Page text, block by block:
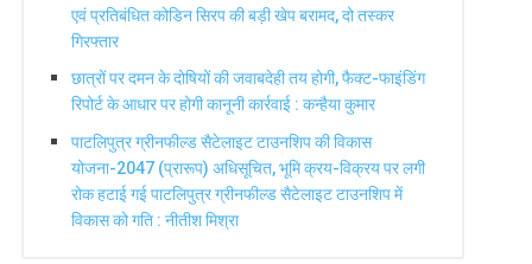
एवं प्रतिबंधित कोडिन सिरप की बड़ी खेप बरामद, दो तस्कर
गिरफ्तार
छात्रों पर दमन के दोषियों की जवाबदेही तय होगी, फैक्ट-फाइंडिंग
रिपोर्ट के आधार पर होगी कानूनी कार्रवाई : कन्हैया कुमार
पाटलिपुत्र ग्रीनफील्ड सैटेलाइट टाउनशिप की विकास
योजना-2047 (प्रारूप) अधिसूचित, भूमि क्रय-विक्रय पर लगी
रोक हटाई गई पाटलिपुत्र ग्रीनफील्ड सैटेलाइट टाउनशिप में
विकास को गति : नीतीश मिश्रा